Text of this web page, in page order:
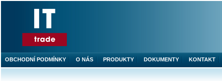
OBCHODNÍ PODMÍNKY O NÁS PRODUKTY DOKUMENTY KONTAKT